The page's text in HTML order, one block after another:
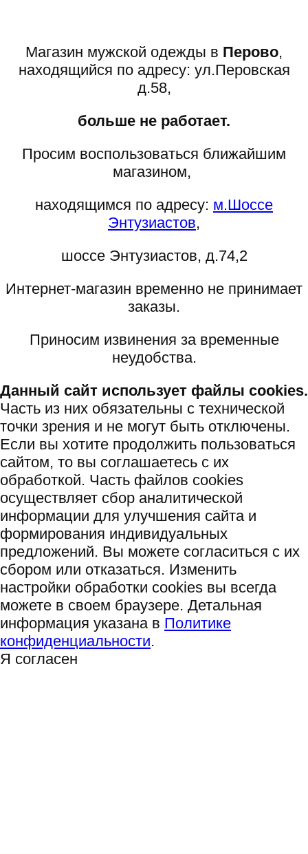
Магазин мужской одежды в Перово,
находящийся по адресу: ул.Перовская
д.58,
больше не работает.
Просим воспользоваться ближайшим
магазином,
находящимся по адресу: м.Шоссе
Энтузиастов,
шоссе Энтузиастов, д.74,2
Интернет-магазин временно не принимает
заказы.
Приносим извинения за временные
неудобства.
Данный сайт использует файлы cookies.
Часть из них обязательны с технической
точки зрения и не могут быть отключены.
Если вы хотите продолжить пользоваться
сайтом, то вы соглашаетесь с их
обработкой. Часть файлов cookies
осуществляет сбор аналитической
информации для улучшения сайта и
формирования индивидуальных
предложений. Вы можете согласиться с их
сбором или отказаться. Изменить
настройки обработки cookies вы всегда
можете в своем браузере. Детальная
информация указана в Политике
конфиденциальности.
Я согласен